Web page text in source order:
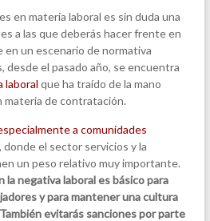
en materia laboral es sin duda una
a las que deberás hacer frente en
un escenario de normativa
desde el pasado año, se encuentra
laboral que ha traído de la mano
de contratación.
a comunidades
, donde el sector servicios y la
un peso relativo muy importante.
la negativa laboral es básico para
y para mantener una cultura
También evitarás sanciones por parte